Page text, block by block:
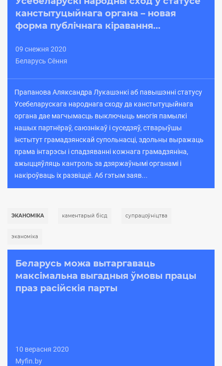
канстытуцыйнага органа – новая
форма публічнага кіравання...
09 cнежня 2020
Беларусь Сёння
Прапанова Аляксандра Лукашэнкі аб павышэнні статусу
Усебеларускага народнага сходу да канстытуцыйнага
органа дае магчымасць выключыць многія памылкі
нашых партнёраў, саюзнікаў і суседзяў, стварыўшы
інстытут грамадзянскай супольнасці, здольны выражаць
прама інтарэсы і спадзяванні кожнага грамадзяніна,
ажыццяўляць кантроль за дзяржаўнымі органамі і
накіроўваць іх развіццё. Аб гэтым заяв...
ЭКАНОМІКА каментарый бісд супрацоўніцтва
эканоміка
Беларусь можа вытаргаваць
максімальна выгадныя ўмовы працы
праз расійскія парты
10 верасня 2020
Myfin.by